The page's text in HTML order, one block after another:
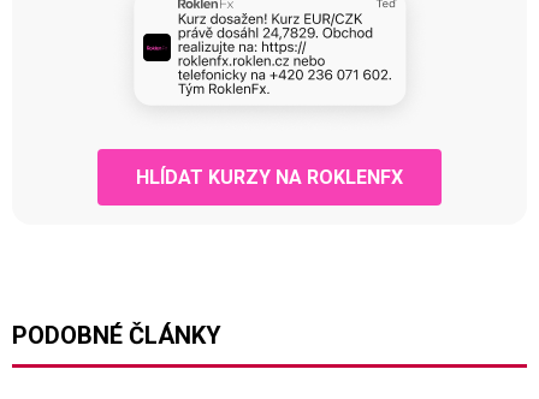
HLÍDAT KURZY NA ROKLENFX
PODOBNÉ ČLÁNKY